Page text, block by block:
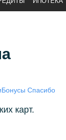
Бонусы Спасибо
карт.